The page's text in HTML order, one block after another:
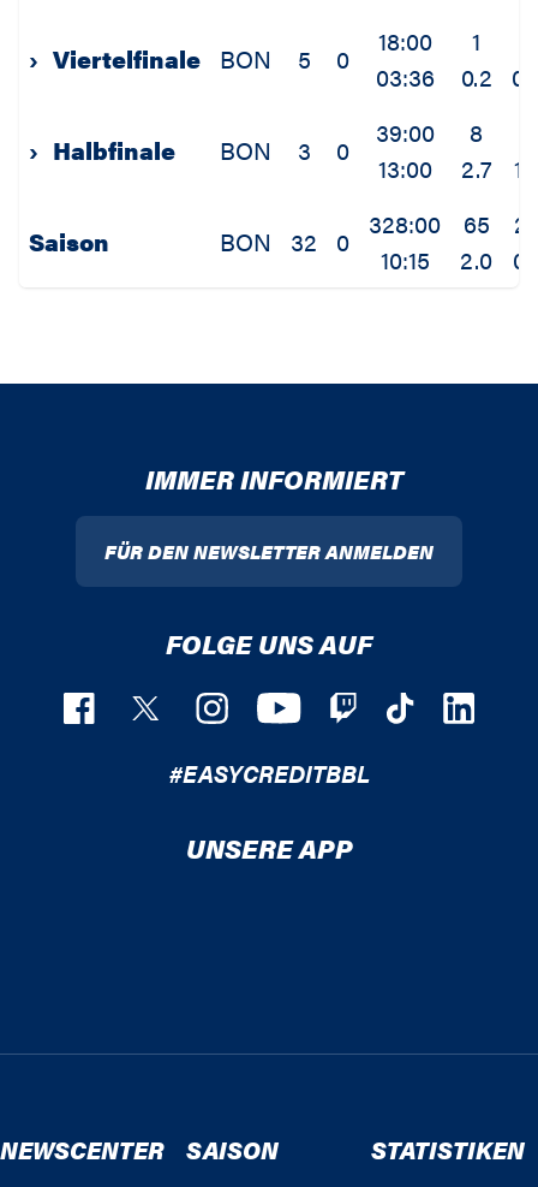
› Viertelfinale BON 5 0
18:00
03:36
1
0.2
› Halbfinale BON 3 0
39:00
13:00
8
2.7
Saison BON 32 0
328:00
10:15
65
2.0
IMMER INFORMIERT
FÜR DEN NEWSLETTER ANMELDEN
FOLGE UNS AUF
#EASYCREDITBBL
UNSERE APP
NEWSCENTER SAISON STATISTIKEN